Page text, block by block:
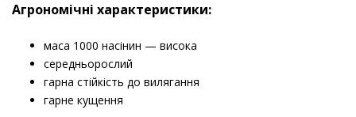
Агрономічні характеристики:
маса 1000 насінин — висока
середньорослий
гарна стійкість до вилягання
гарне кущення